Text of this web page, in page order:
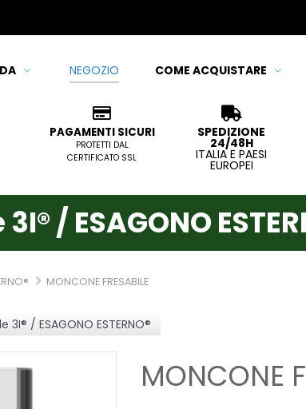
NEGOZIO COME ACQUISTARE
PAGAMENTI SICURI
PROTETTI DAL
CERTIFICATO SSL
SPEDIZIONE
24/48H
ITALIA E PAESI
EUROPEI
/ ESAGONO
MONCONE FRESABILE
/ ESAGONO ESTERNO®
MONCONE